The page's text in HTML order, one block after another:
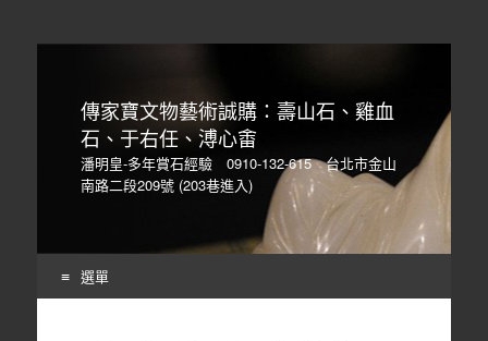
傳家寶文物藝術誠購：壽山石、雞血
石、于右任、溥心畬
潘明皇-多年賞石經驗 0910-132-615 台北市金山
南路二段209號 (203巷進入)
選單